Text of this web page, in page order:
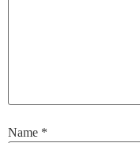
Name *